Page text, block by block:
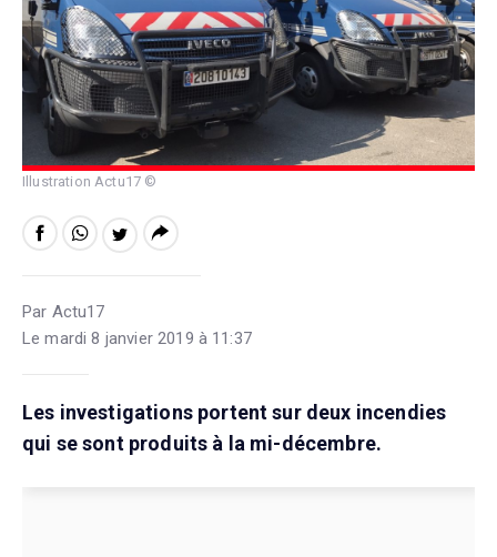
Illustration Actu17 ©
Par Actu17
Le mardi 8 janvier 2019 à 11:37
Les investigations portent sur deux incendies
qui se sont produits à la mi-décembre.